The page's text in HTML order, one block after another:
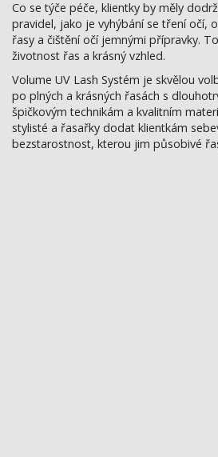
Co se týče péče, klientky by měly
pravidel, jako je vyhýbání se tření očí,
řasy a čištění očí jemnými přípravky.
životnost řas a krásný vzhled.
Volume UV Lash Systém je skvělou
po plných a krásných řasách s
špičkovým technikám a kvalitním
stylisté a řasařky dodat klientkám
bezstarostnost, kterou jim působivé